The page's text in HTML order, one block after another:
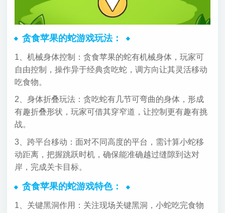
贪食苹果的蛇游戏玩法：
1、机械身体控制：贪食苹果的蛇有机械身体，玩家可
自由控制，操作异于经典贪吃蛇，调方向让其灵活移动
吃食物。
2、身体折叠玩法：贪吃蛇有几节可弯曲的身体，形成
有趣折叠形状，玩家可借其穿窄道，让控制更有趣有挑
战。
3、跨平台移动：面对不同高度的平台，需计算小蛇移
动距离，把握跳跃时机，确保能准确越过缝隙到达对
岸，完成关卡目标。
贪食苹果的蛇游戏特色：
1、关键黑洞作用：关注现场关键黑洞，小蛇吃完食物